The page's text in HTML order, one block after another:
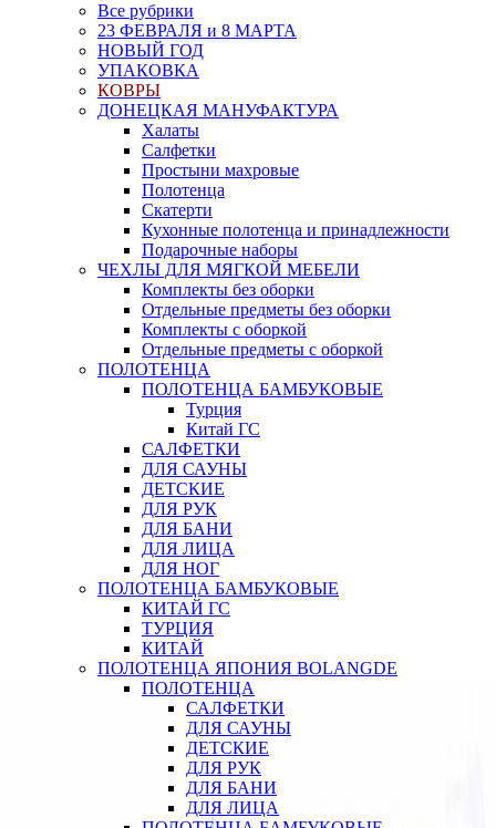
Все рубрики
23 ФЕВРАЛЯ и 8 МАРТА
НОВЫЙ ГОД
УПАКОВКА
КОВРЫ
ДОНЕЦКАЯ МАНУФАКТУРА
Халаты
Салфетки
Простыни махровые
Полотенца
Скатерти
Кухонные полотенца и принадлежности
Подарочные наборы
ЧЕХЛЫ ДЛЯ МЯГКОЙ МЕБЕЛИ
Комплекты без оборки
Отдельные предметы без оборки
Комплекты с оборкой
Отдельные предметы с оборкой
ПОЛОТЕНЦА
ПОЛОТЕНЦА БАМБУКОВЫЕ
Турция
Китай ГС
САЛФЕТКИ
ДЛЯ САУНЫ
ДЕТСКИЕ
ДЛЯ РУК
ДЛЯ БАНИ
ДЛЯ ЛИЦА
ДЛЯ НОГ
ПОЛОТЕНЦА БАМБУКОВЫЕ
КИТАЙ ГС
ТУРЦИЯ
КИТАЙ
ПОЛОТЕНЦА ЯПОНИЯ BOLANGDE
ПОЛОТЕНЦА
САЛФЕТКИ
ДЛЯ САУНЫ
ДЕТСКИЕ
ДЛЯ РУК
ДЛЯ БАНИ
ДЛЯ ЛИЦА